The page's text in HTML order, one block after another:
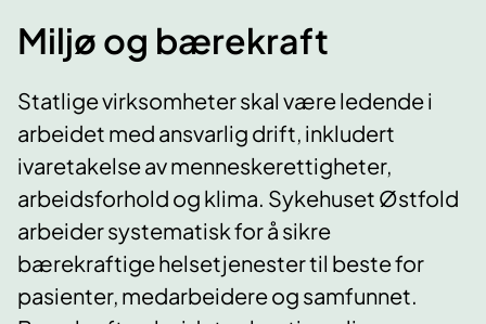
Miljø og bærekraft
Statlige virksomheter skal være ledende i
arbeidet med ansvarlig drift, inkludert
ivaretakelse av menneskerettigheter,
arbeidsforhold og klima. Sykehuset Østfold
arbeider systematisk for å sikre
bærekraftige helsetjenester til beste for
pasienter, medarbeidere og samfunnet.